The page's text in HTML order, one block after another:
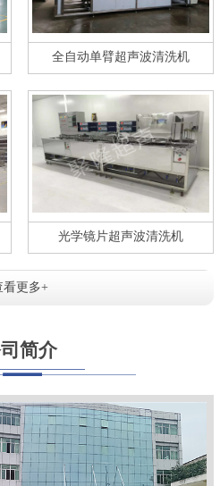
全自动单臂超声波清洗机
光学镜片超声波清洗机
看更多+
简介